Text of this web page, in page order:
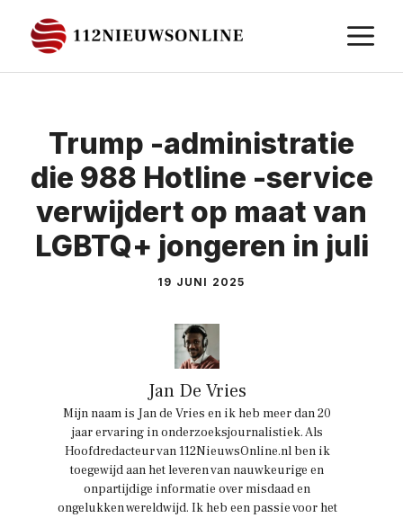
naar
de
Trump -administratie
die 988 Hotline -service
verwijdert op maat van
LGBTQ+ jongeren in juli
19 JUNI 2025
Jan De Vries
Mijn naam is Jan de Vries en ik heb meer dan 20
jaar ervaring in onderzoeksjournalistiek. Als
Hoofdredacteur van 112NieuwsOnline.nl ben ik
toegewijd aan het leveren van nauwkeurige en
onpartijdige informatie over misdaad en
ongelukken wereldwijd. Ik heb een passie voor het